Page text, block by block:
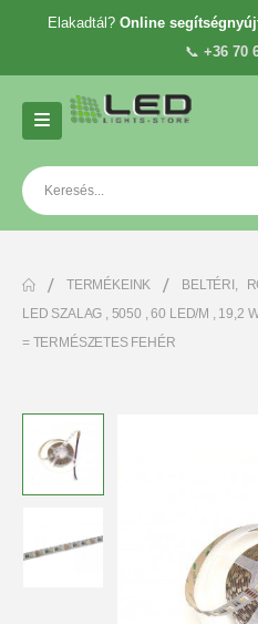
Elakadtál? Online
📞 +36 70
TERMÉKEINK BELTÉRI ,
LED SZALAG , 5050 , 60 LED/M , 19,2
= TERMÉSZETES FEHÉR